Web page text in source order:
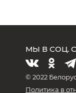
МЫ В СОЦ.
© 2022
Политика в